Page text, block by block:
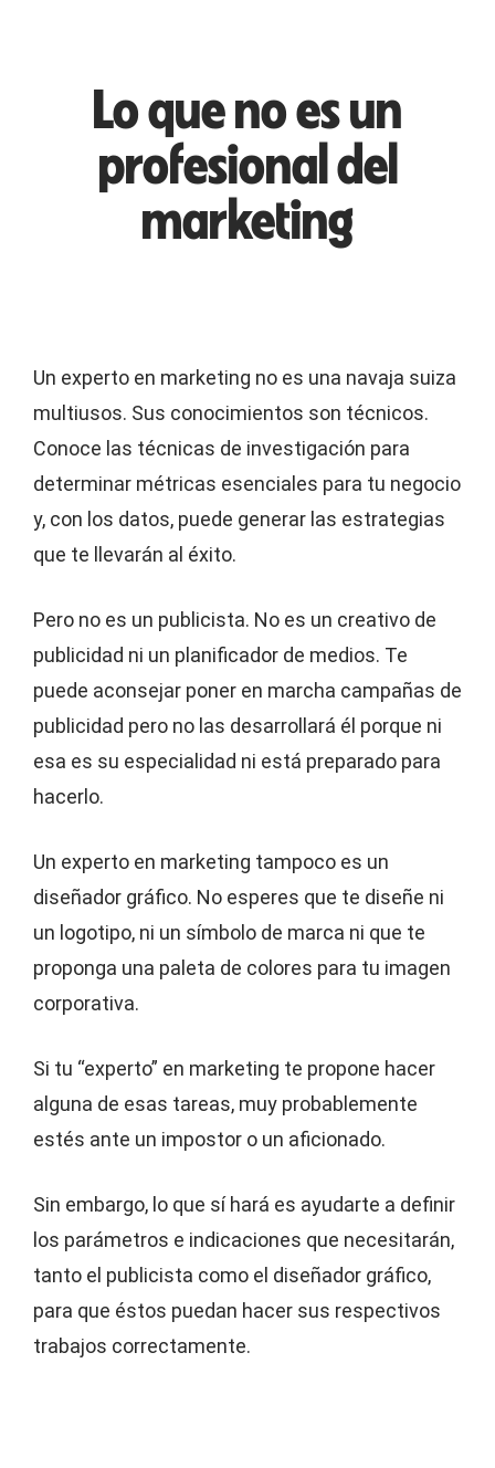
Lo que no es un
profesional del
marketing
Un experto en marketing no es una navaja suiza
multiusos. Sus conocimientos son técnicos.
Conoce las técnicas de investigación para
determinar métricas esenciales para tu negocio
y, con los datos, puede generar las estrategias
que te llevarán al éxito.
Pero no es un publicista. No es un creativo de
publicidad ni un planificador de medios. Te
puede aconsejar poner en marcha campañas de
publicidad pero no las desarrollará él porque ni
esa es su especialidad ni está preparado para
hacerlo.
Un experto en marketing tampoco es un
diseñador gráfico. No esperes que te diseñe ni
un logotipo, ni un símbolo de marca ni que te
proponga una paleta de colores para tu imagen
corporativa.
Si tu “experto” en marketing te propone hacer
alguna de esas tareas, muy probablemente
estés ante un impostor o un aficionado.
Sin embargo, lo que sí hará es ayudarte a definir
los parámetros e indicaciones que necesitarán,
tanto el publicista como el diseñador gráfico,
para que éstos puedan hacer sus respectivos
trabajos correctamente.